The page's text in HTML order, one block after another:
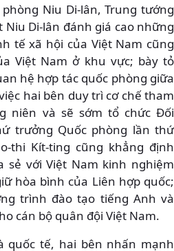
Niu Di-lân, Trung tướng
Niu Di-lân đánh giá cao những
tế xã hội của Việt Nam cũng
Việt Nam ở khu vực; bày tỏ
hệ hợp tác quốc phòng giữa
hai bên duy trì cơ chế tham
niên và sẽ sớm tổ chức Đối
trưởng Quốc phòng lần thứ
thi Kít-ting cũng khẳng định
sẻ với Việt Nam kinh nghiệm
hòa bình của Liên hợp quốc;
trình đào tạo tiếng Anh và
cán bộ quân đội Việt Nam.
quốc tế, hai bên nhấn mạnh